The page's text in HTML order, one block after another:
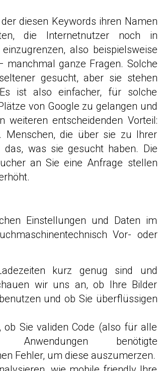
der diesen Keywords ihren Namen
die Internetnutzer noch in
also beispielsweise
manchmal ganze Fragen. Solche
gesucht, aber sie stehen
ist also einfacher, für solche
von Google zu gelangen und
weiteren entscheidenden Vorteil:
Menschen, die über sie zu Ihrer
was sie gesucht haben. Die
an Sie eine Anfrage stellen
Einstellungen und Daten im
Vor- oder
kurz genug sind und
wir uns an, ob Ihre Bilder
und ob Sie überflüssigen
Sie validen Code (also für alle
benötigte
Fehler, um diese auszumerzen.